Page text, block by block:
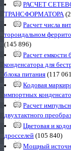
РАСЧЕТ
ТРАНСФОРМАТОРА
Расчет числа
тороидальном
(145 896)
Расчет емкости
конденсатора для
блока питания (117
Кодовая
импортных
Расчет
двухтактного
Цветовая и
дросселей (105 840)
Мощный